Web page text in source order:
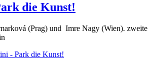
die Kunst!
(Prag) und Imre Nagy (Wien). zweite
- Park die Kunst!